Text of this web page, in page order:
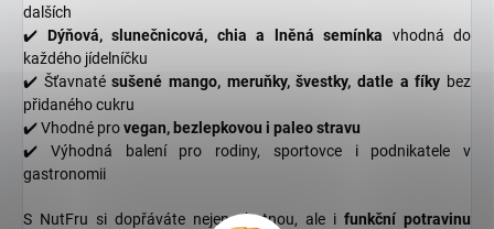
dalších
✔️ Dýňová, slunečnicová, chia a lněná semínka vhodná do
každého jídelníčku
✔️ Šťavnatésušené mango, meruňky, švestky, datle a fíky bez
přidaného cukru
✔️ Vhodné provegan, bezlepkovou i paleo stravu
✔️ Výhodná balení pro rodiny, sportovce i podnikatele v
gastronomii
S NutFru si dopřáváte nejen chutnou, ale i funkční potravinu